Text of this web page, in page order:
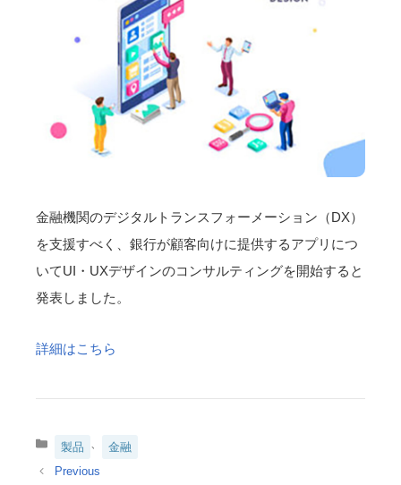
金融機関のデジタルトランスフォーメーション（DX）
を支援すべく、銀行が顧客向けに提供するアプリにつ
いてUI・UXデザインのコンサルティングを開始すると
発表しました。
詳細はこちら
カ
ゴ
製品 、 金融